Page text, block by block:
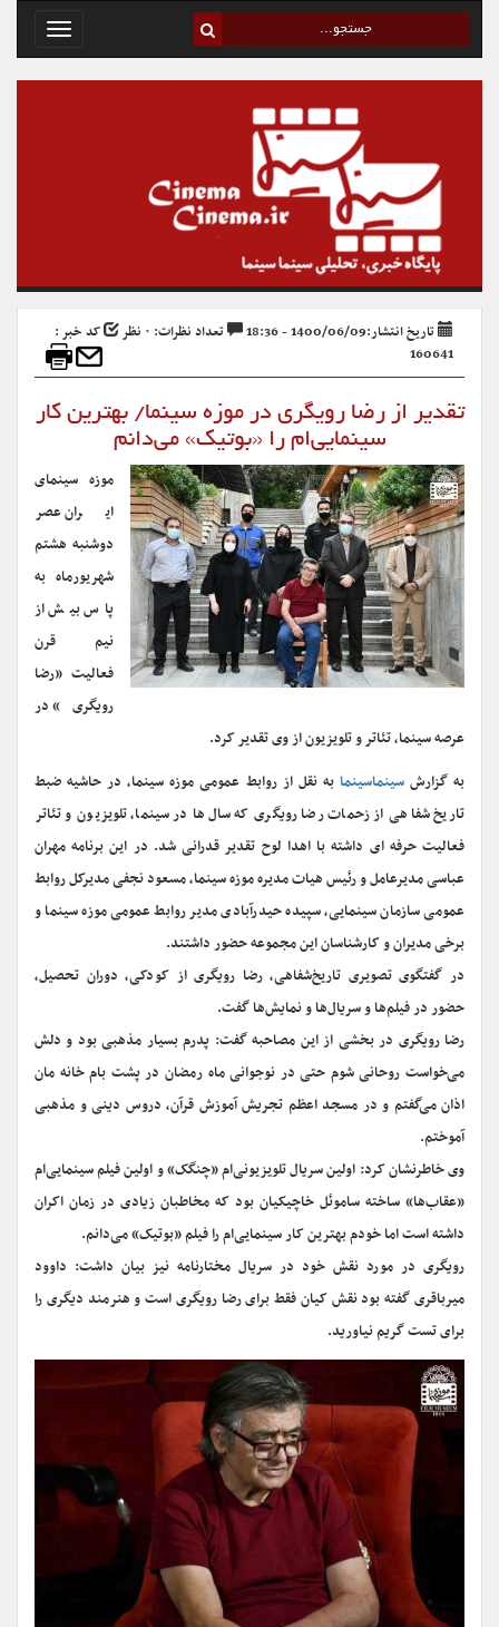
Toggle
تاریخ انتشار:1400/06/09 - 18:36 تعداد نظرات: ۰ نظر
کد خبر :
160641
تقدیر از رضا رویگری در موزه سینما/ بهترین کار
سینمایی‌ام را «بوتیک» می‌دانم
موزه سینمای
ایران عصر
دوشنبه هشتم
شهریورماه به
پاس بیش از
نیم قرن
فعالیت «رضا
رویگری» در
عرصه سینما، تئاتر و تلویزیون از وی تقدیر کرد.
به گزارشسینماسینما به نقل از روابط عمومی موزه سینما، در حاشیه ضبط
تاریخ شفاهی از زحمات رضا رویگری که سال‌ها در سینما، تلویزیون و تئاتر
فعالیت حرفه ای داشته با اهدا لوح تقدیر قدرانی شد. در این‌ برنامه مهران
عباسی مدیرعامل و رئیس هیات مدیره موزه سینما، مسعود نجفی مدیرکل روابط
عمومی سازمان سینمایی، سپیده حیدرآبادی مدیر روابط عمومی موزه سینما و
برخی مدیران و کارشناسان این مجموعه حضور داشتند.
در گفتگوی تصویری تاریخ‌شفاهی، رضا رویگری از کودکی، دوران تحصیل،
حضور در فیلم‌ها و سریال‌ها و نمایش‌ها گفت.
رضا رویگری در بخشی از این مصاحبه گفت: پدرم بسیار مذهبی بود و دلش
می‌خواست روحانی شوم حتی در نوجوانی ماه رمضان در پشت بام خانه مان
اذان می‌گفتم و در مسجد اعظم تجریش آموزش قرآن، دروس دینی و مذهبی
آموختم.
وی خاطرنشان کرد: اولین سریال تلویزیونی‌ام «چنگک» و اولین فیلم سینمایی‌ام
«عقاب‌ها» ساخته ساموئل خاچیکیان بود که مخاطبان زیادی در زمان اکران
داشته است اما خودم بهترین کار سینمایی‌ام را فیلم «بوتیک» می‌دانم.
رویگری در مورد نقش خود در سریال مختارنامه نیز بیان داشت: داوود
میرباقری گفته بود نقش کیان فقط برای رضا رویگری است و هنرمند دیگری را
برای تست گریم نیاورید.